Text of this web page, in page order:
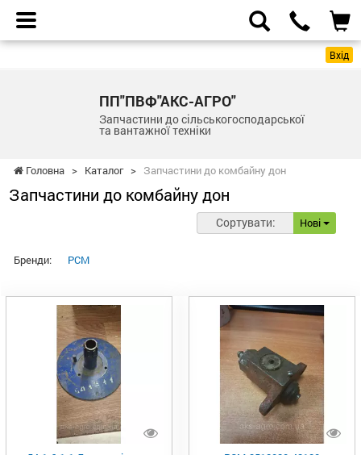
Вхід
ПП"ПВФ"АКС-АГРО"
Запчастини до сільськогосподарської
та вантажної техніки
Головна > Каталог > Запчастини до комбайну дон
Запчастини до комбайну дон
Сортувати: Нові
Бренди: РСМ